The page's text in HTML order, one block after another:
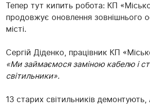
Тепер тут кипить робота: КП
продовжує оновлення зовнішнього
місті.
Сергій Діденко, працівник КП
«Ми займаємося заміною кабелю і
світильники».
13 старих світильників